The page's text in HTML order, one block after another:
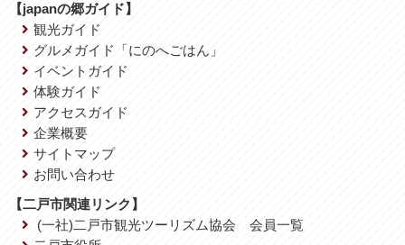
【japanの郷ガイド】
観光ガイド
グルメガイド「にのへごはん」
イベントガイド
体験ガイド
アクセスガイド
企業概要
サイトマップ
お問い合わせ
【二戸市関連リンク】
(一社)二戸市観光ツーリズム協会 会員一覧